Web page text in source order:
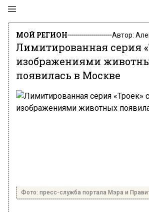
МОЙ РЕГИОН Автор:
Лимитированная серия
изображениями
появилась в Москве
Фото: пресс-служба портала Мэра и